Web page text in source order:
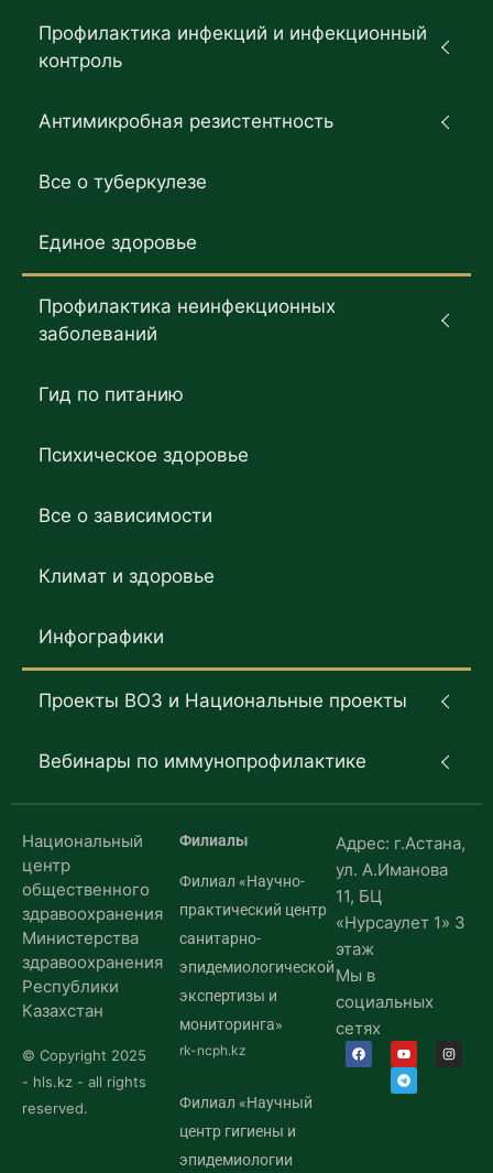
Профилактика инфекций и инфекционный
контроль
Антимикробная резистентность
Все о туберкулезе
Единое здоровье
Профилактика неинфекционных
заболеваний
Гид по питанию
Психическое здоровье
Все о зависимости
Климат и здоровье
Инфографики
Проекты ВОЗ и Национальные проекты
Вебинары по иммунопрофилактике
Национальный
центр
общественного
здравоохранения
Министерства
здравоохранения
Республики
Казахстан
© Copyright 2025
- hls.kz - all rights
reserved.
Филиалы
Филиал «Научно-
практический центр
санитарно-
эпидемиологической
экспертизы и
мониторинга»
rk-ncph.kz
Филиал «Научный
центр гигиены и
эпидемиологии
Адрес: г.Астана,
ул. А.Иманова
11, БЦ
«Нурсаулет 1» 3
этаж
Мы в
социальных
сетях